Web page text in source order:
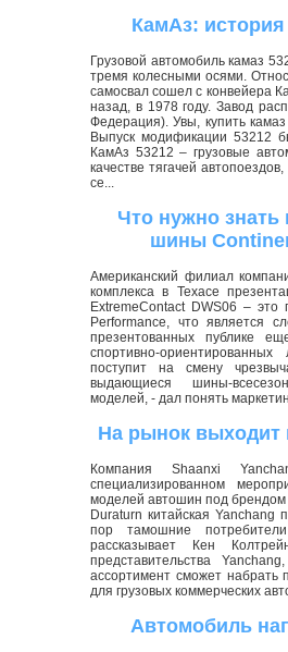
КамАз:
Грузовой автомобиль камаз
тремя колесными осями.
самосвал сошел с конвейера
назад, в 1978 году. Завод
Федерация). Увы, купить
Выпуск модификации 53212
КамАз 53212 – грузовые
качестве тягачей
се...
Что нужно
шины
Американский филиал
комплекса в Техасе
ExtremeContact DWS06 – это
Performance, что является
презентованных публике
спортивно-
поступит на смену
выдающиеся шины-
моделей, - дал понять
На рынок
Компания Shaanxi
специализированном
моделей автошин под
Duraturn китайская Yanchang
пор тамошние
рассказывает Кен
представительства
ассортимент сможет набрать
для грузовых коммерческих
Автомобиль